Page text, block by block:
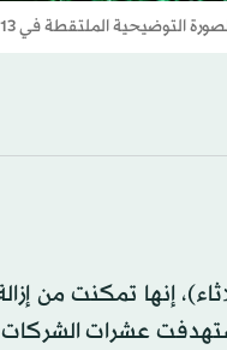
الملتقطة في 13 مايو 2017 (رويترز)
إنها تمكنت من
عشرات